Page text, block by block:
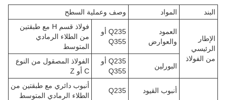
البند المواد وصف وعملية السطح
الإطار
الرئيسي
من الفولاذ
العمود
والعوارض
Q235 أو
Q355
فولاذ قسم H مع طبقتين
من الطلاء الرمادي
المتوسط
البورلين
Q235 أو
Q355
الفولاذ المصقول من النوع
C أو Z
أنبوب القيود Q235
أنبوب دائري مع طبقتين من
الطلاء الرمادي المتوسط